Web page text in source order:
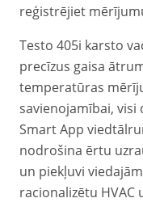
reģistrējiet
Testo 405i karsto
precīzus gaisa
temperatūras
savienojamībai,
Smart App
nodrošina ērtu
un piekļuvi
racionalizētu HVAC